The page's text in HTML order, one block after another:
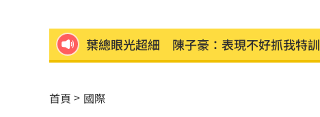
獨／河北彩花現身味全主場 傳想來台發展
「欣瑩捕賢國昌在後? 」她揭藍白新竹亂局
首頁 國際